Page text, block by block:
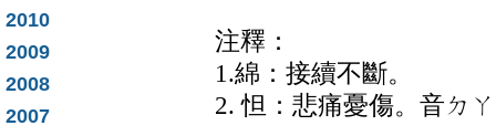
2010
2009
2008
2007
注釋：
1.綿：接續不斷。
2. 怛：悲痛憂傷。音ㄉ